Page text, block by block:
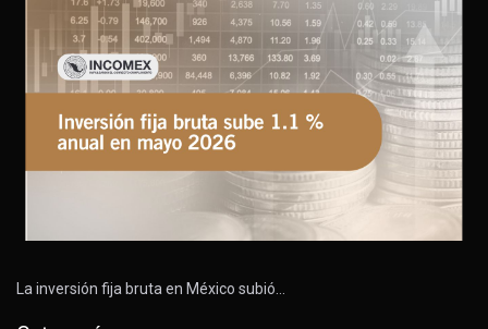
La inversión fija bruta en México subió…